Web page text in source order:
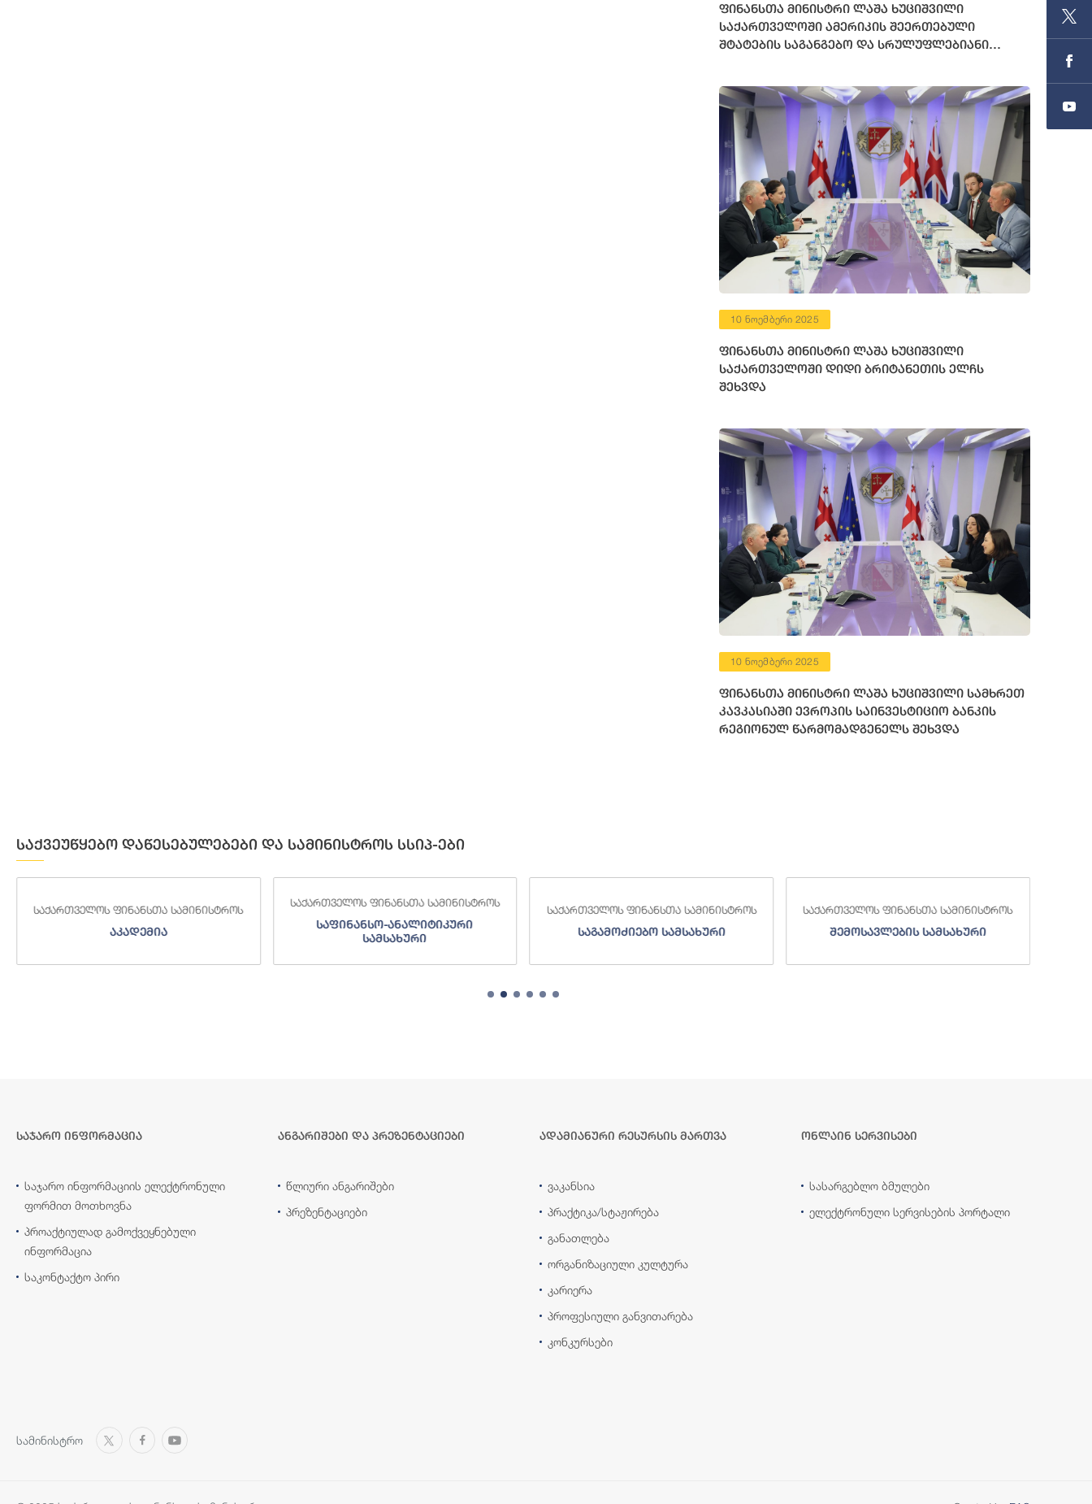
ფინანსთა მინისტრი ლაშა ხუციშვილი
საქართველოში ამერიკის შეერთებული
შტატების საგანგებო და სრულუფლებიანი
10 ნოემბერი 2025
ფინანსთა მინისტრი ლაშა ხუციშვილი
საქართველოში დიდი ბრიტანეთის ელჩს
შეხვდა
10 ნოემბერი 2025
ფინანსთა მინისტრი ლაშა ხუციშვილი სამხრეთ
კავკასიაში ევროპის საინვესტიციო ბანკის
რეგიონულ წარმომადგენელს შეხვდა
საქვეუწყებო დაწესებულებები და სამინისტროს სსიპ-ები
საფინანსო-ანალიტიკური
სამსახური
საქართველოს ფინანსთა სამინისტროს
საგამოძიებო სამსახური
საქართველოს ფინანსთა სამინისტროს
შემოსავლების სამსახური
საქართველოს ფინანსთა სამინისტროს
სახელმწიფო ხაზინა
საჯარო ინფორმაცია
საჯარო ინფორმაციის ელექტრონული
ფორმით მოთხოვნა
პროაქტიულად გამოქვეყნებული
ინფორმაცია
საკონტაქტო პირი
ანგარიშები და პრეზენტაციები
წლიური ანგარიშები
პრეზენტაციები
ადამიანური რესურსის მართვა
ვაკანსია
პრაქტიკა/სტაჟირება
განათლება
ორგანიზაციული კულტურა
კარიერა
პროფესიული განვითარება
კონკურსები
ონლაინ სერვისები
სასარგებლო ბმულები
ელექტრონული სერვისების პორტალი
სამინისტრო